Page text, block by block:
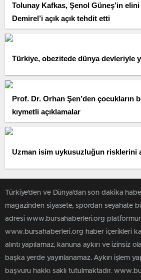
Tolunay Kafkas, Şenol Güneş’in elini
Demirel’i açık açık tehdit etti
Türkiye, obezitede dünya devleriyle
Prof. Dr. Orhan Şen’den çocukların
kıymetli açıklamalar
Uzman isim uykusuzluğun risklerini
Türkiye'den ve Dünya’dan son dakika
magazinden siyasete, spordan seyahate
adresi www.bursahaberleri.org
www.bursahaberleri.org haber içerikleri
alıntı yapılamaz, kanuna aykırı ve izinsiz
başka yerde yayınlanamaz. Aykırı işlem
başvuru hakkı saklı tutulmaktadır.